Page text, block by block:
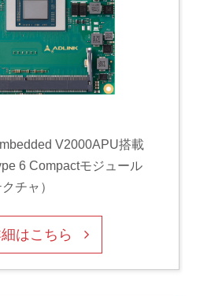
V2000APU搭載
6 Compactモジュール
チャ）
はこちら